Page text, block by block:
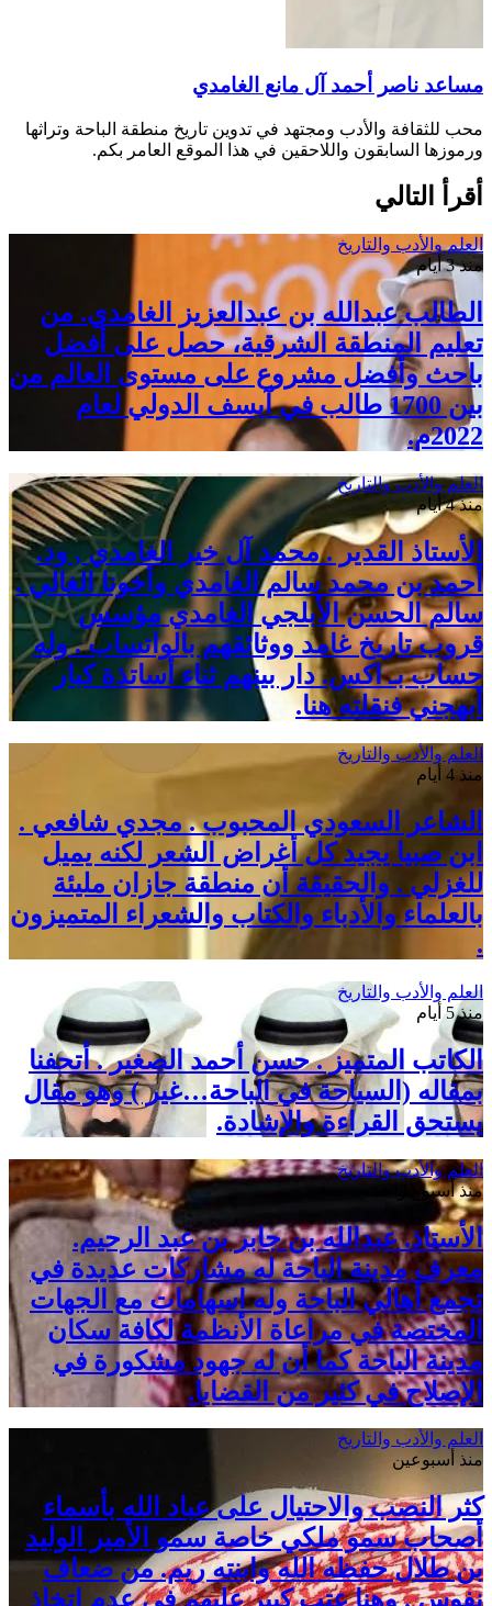
مساعد ناصر أحمد آل مانع الغامدي
محب للثقافة والأدب ومجتهد في تدوين تاريخ منطقة الباحة وتراثها
ورموزها السابقون واللاحقين في هذا الموقع العامر بكم.
أقرأ التالي
العلم والأدب والتاريخ
منذ 3 أيام
الطالب عبدالله بن عبدالعزيز الغامدي. من
تعليم المنطقة الشرقية، حصل على أفضل
باحث وأفضل مشروع على مستوى العالم من
بين 1700 طالب في آيسف الدولي لعام
2022م.
العلم والأدب والتاريخ
منذ 4 أيام
الأستاذ القدير . محمد آل خير الغامدي , ود.
أحمد بن محمد سالم الغامدي وأخونا الغالي .
سالم الحسن الأبلجي الغامدي مؤسس
قروب تاريخ غامد ووثائقهم بالواتساب . وله
حساب بـ اكس. دار بينهم ثناء أساتذة كبار
أبهجني فنقلته هنا.
العلم والأدب والتاريخ
منذ 4 أيام
الشاعر السعودي المحبوب . مجدي شافعي .
ابن صبيا يجيد كل أغراض الشعر لكنه يميل
للغزلي . والحقيقة أن منطقة جازان مليئة
بالعلماء والأدباء والكتاب والشعراء المتميزون
.
العلم والأدب والتاريخ
منذ 5 أيام
الكاتب المتميز . حسن أحمد الصغير . أتحفنا
بمقاله (السياحة في الباحة…غير ) وهو مقال
يستحق القراءة والإشادة.
العلم والأدب والتاريخ
منذ أسبوع واحد
الأستاذ. عبدالله بن جابر بن عبد الرحيم.
معرف مدينة الباحة له مشاركات عديدة في
تجمع أهالي الباحة وله اسهامات مع الجهات
المختصة في مراعاة الأنظمة لكافة سكان
مدينة الباحة كما أن له جهود مشكورة في
الإصلاح في كثير من القضايا.
العلم والأدب والتاريخ
منذ أسبوعين
كثر النصب والاحتيال على عباد الله بأسماء
أصحاب سمو ملكي خاصة سمو الأمير الوليد
بن طلال حفظه الله وابنته ريم. من ضعاف
نفوس . وهنا عتب كبير عليهم في عدم اتخاذ